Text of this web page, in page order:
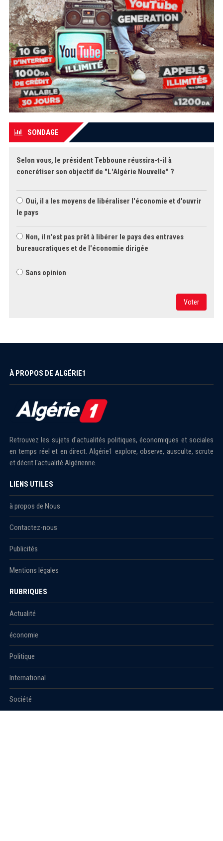
SONDAGE
Selon vous, le président Tebboune réussira-t-il à
concrétiser son objectif de "L'Algérie Nouvelle" ?
Oui, il a les moyens de libéraliser l'économie et d'ouvrir
le pays
Non, il n'est pas prêt à libérer le pays des entraves
bureaucratiques et de l'économie dirigée
Sans opinion
Voter
À PROPOS DE ALGÉRIE1
Retrouvez les sujets d'actualités politiques, économiques et sociales
en temps réel et en direct. Algérie1 explore, observe, ausculte, scrute
et décrit l'actualité Algérienne.
LIENS UTILES
à propos de Nous
Contactez-nous
Publicités
Mentions légales
RUBRIQUES
Actualité
économie
Politique
International
Société